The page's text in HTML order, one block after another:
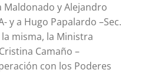
Maldonado y Alejandro
y a Hugo Papalardo –Sec.
la misma, la Ministra
Camaño –
con los Poderes